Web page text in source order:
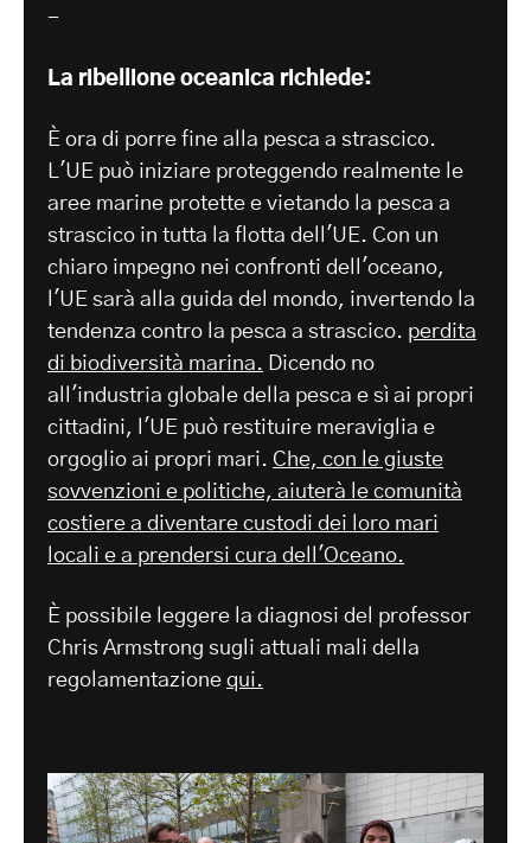
-
La ribellione oceanica richiede:
È ora di porre fine alla pesca a strascico.
L'UE può iniziare proteggendo realmente le
aree marine protette e vietando la pesca a
strascico in tutta la flotta dell'UE. Con un
chiaro impegno nei confronti dell'oceano,
l'UE sarà alla guida del mondo, invertendo la
tendenza contro la pesca a strascico. perdita
di biodiversità marina. Dicendo no
all'industria globale della pesca e sì ai propri
cittadini, l'UE può restituire meraviglia e
orgoglio ai propri mari. Che, con le giuste
sovvenzioni e politiche, aiuterà le comunità
costiere a diventare custodi dei loro mari
locali e a prendersi cura dell'Oceano.
È possibile leggere la diagnosi del professor
Chris Armstrong sugli attuali mali della
regolamentazione qui.